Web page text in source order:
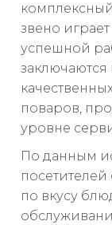
звено
успешной
поваров,
уровне
По данным
по вкусу